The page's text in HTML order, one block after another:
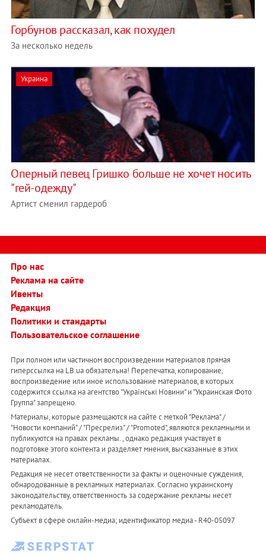
Горбунов рассказал, как похудел
За несколько недель
Украина
Оперный певец Гришко больше не хочет носить
"гей-одежду"
Артист сменил гардероб
Про нас
Реклама на сайте
Ивенты
Редакция
Политики и стандарты
Пользовательское соглашение
При полном или частичном воспроизведении материалов прямая
гиперссылка на LB.ua обязательна! Перепечатка, копирование,
воспроизведение или иное использование материалов, в которых
содержится ссылка на агентство "Українськi Новини" и "Украинская Фото
Группа" запрещено.
Материалы, которые размещаются на сайте с меткой "Реклама" /
"Новости компаний" / "Пресрелиз" / "Promoted", являются рекламными и
публикуются на правах рекламы. , однако редакция участвует в
подготовке этого контента и разделяет мнения, высказанные в этих
материалах.
Редакция не несет ответственности за факты и оценочные суждения,
обнародованные в рекламных материалах. Согласно украинскому
законодательству, ответственность за содержание рекламы несет
рекламодатель.
Субъект в сфере онлайн-медиа; идентификатор медиа - R40-05097